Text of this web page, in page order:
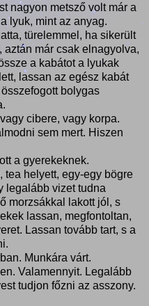
nagyon metsző volt már a
lyuk, mint az anyag.
türelemmel, ha sikerült
már csak elnagyolva,
a kabátot a lyukak
lassan az egész kabát
bolygas
cibere, vagy korpa.
sem mert. Hiszen
a gyerekeknek.
tea helyett, egy-egy bögre
legalább vizet tudna
morzsákkal lakott jól, s
lassan, megfontoltan,
Lassan tovább tart, s a
Munkára várt.
Valamennyit. Legalább
tudjon főzni az asszony.